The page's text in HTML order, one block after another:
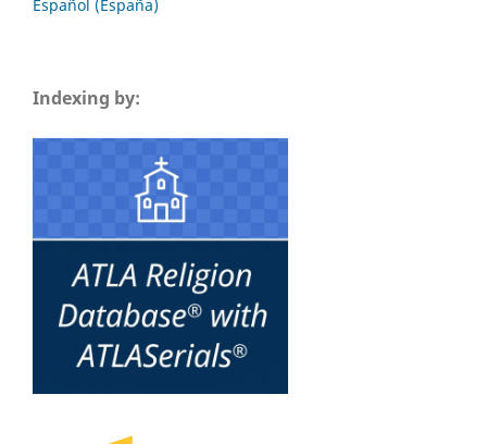
Español (España)
Indexing by: